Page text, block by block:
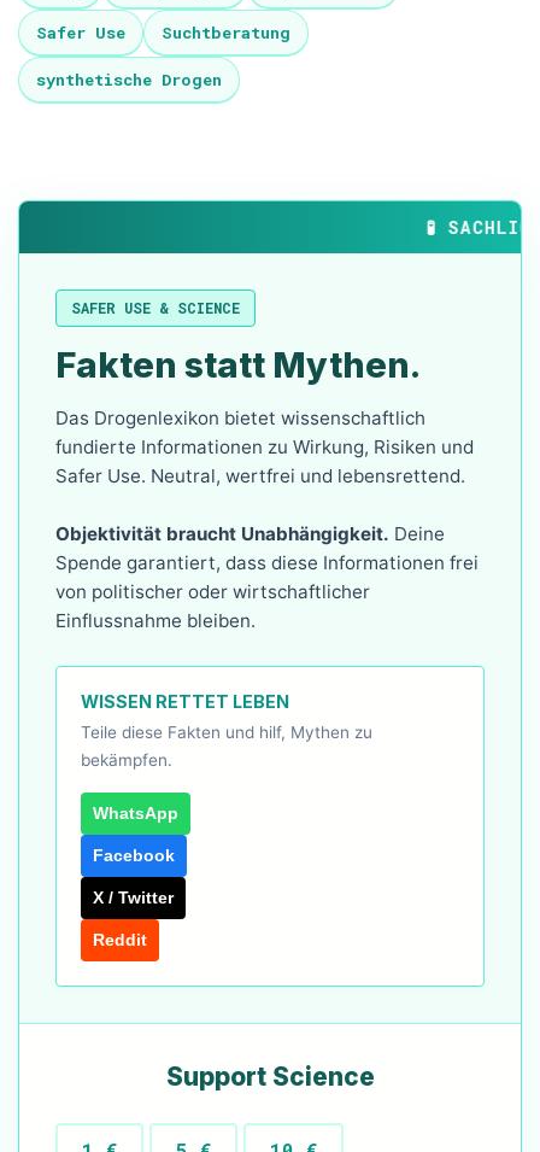
Safer Use Suchtberatung
synthetische Drogen
🧪
SAFER USE & SCIENCE
Fakten statt Mythen.
Das Drogenlexikon bietet wissenschaftlich
fundierte Informationen zu Wirkung, Risiken und
Safer Use. Neutral, wertfrei und lebensrettend.
Objektivität braucht Unabhängigkeit. Deine
Spende garantiert, dass diese Informationen frei
von politischer oder wirtschaftlicher
Einflussnahme bleiben.
WISSEN RETTET LEBEN
Teile diese Fakten und hilf, Mythen zu
bekämpfen.
WhatsApp
Facebook
X / Twitter
Reddit
Support Science